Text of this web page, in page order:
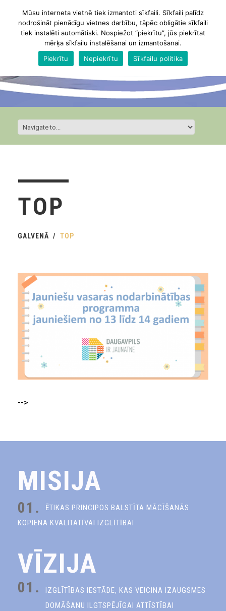
TOP
GALVENĀ TOP
-->
MISIJA
01.
ĒTIKAS PRINCIPOS BALSTĪTA MĀCĪŠANĀS
KOPIENA KVALITATĪVAI IZGLĪTĪBAI
VĪZIJA
01.
IZGLĪTĪBAS IESTĀDE, KAS VEICINA IZAUGSMES
DOMĀŠANU ILGTSPĒJĪGAI ATTĪSTĪBAI
Mūsu interneta vietnē tiek izmantoti sīkfaili. Sīkfaili palīdz
nodrošināt pienācīgu vietnes darbību, tāpēc obligātie sīkfaili
tiek instalēti automātiski. Nospiežot “piekrītu”, jūs piekrītat
mērķa sīkfailu instalēšanai un izmantošanai.
Piekrītu
Nepiekrītu Sīkfailu politika